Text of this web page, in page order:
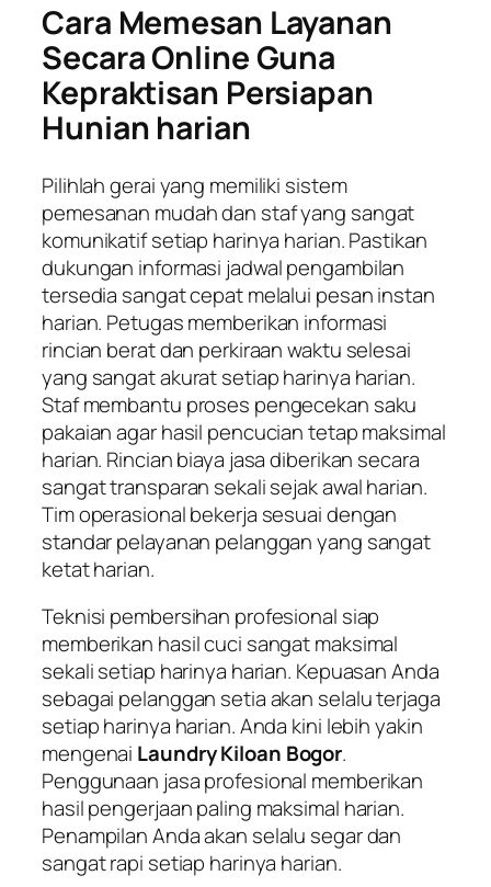
Cara Memesan Layanan
Secara Online Guna
Kepraktisan Persiapan
Hunian harian
Pilihlah gerai yang memiliki sistem
pemesanan mudah dan staf yang sangat
komunikatif setiap harinya harian. Pastikan
dukungan informasi jadwal pengambilan
tersedia sangat cepat melalui pesan instan
harian. Petugas memberikan informasi
rincian berat dan perkiraan waktu selesai
yang sangat akurat setiap harinya harian.
Staf membantu proses pengecekan saku
pakaian agar hasil pencucian tetap maksimal
harian. Rincian biaya jasa diberikan secara
sangat transparan sekali sejak awal harian.
Tim operasional bekerja sesuai dengan
standar pelayanan pelanggan yang sangat
ketat harian.
Teknisi pembersihan profesional siap
memberikan hasil cuci sangat maksimal
sekali setiap harinya harian. Kepuasan Anda
sebagai pelanggan setia akan selalu terjaga
setiap harinya harian. Anda kini lebih yakin
mengenai Laundry Kiloan Bogor.
Penggunaan jasa profesional memberikan
hasil pengerjaan paling maksimal harian.
Penampilan Anda akan selalu segar dan
sangat rapi setiap harinya harian.